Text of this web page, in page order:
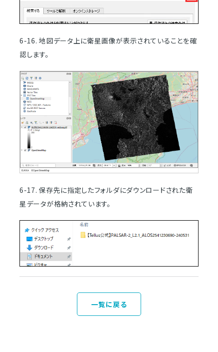
6-16. 地図データ上に衛星画像が表示されていることを確
認します。
6-17. 保存先に指定したフォルダにダウンロードされた衛
星データが格納されています。
一覧に戻る